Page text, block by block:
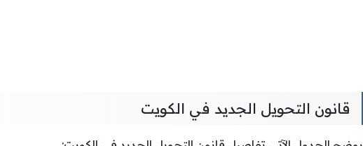
قانون التحويل الجديد في الكويت